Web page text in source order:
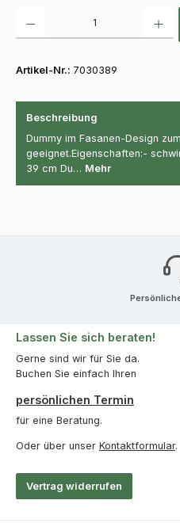
Artikel-Nr.: 7030389
Beschreibung
Dummy im Fasanen-Design
geeignet.Eigenschaften:-
39 cm Du… Mehr
Lassen Sie sich beraten!
Gerne sind wir für Sie da.
Buchen Sie einfach Ihren
persönlichen Termin
für eine Beratung.
Oder über unser Kontaktformular.
Vertrag widerrufen